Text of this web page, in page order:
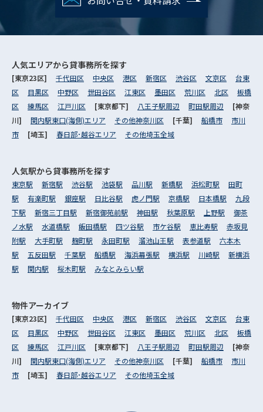
人気エリアから貸事務所を探す
[東京23区] 千代田区 中央区 港区 新宿区 渋谷区 文京区
台東
区
目黒区 中野区 世田谷区 江東区 墨田区 荒川区 北区
板橋
区
練馬区 江戸川区 [東京都下] 八王子駅周辺 町田駅周辺
[神奈
川] 関内駅東口(海側)エリア その他神奈川区 [千葉] 船橋市
市川
市
[埼玉] 春日部･越谷エリア その他埼玉全域
人気駅から貸事務所を探す
東京駅 新宿駅 渋谷駅 池袋駅 品川駅 新橋駅 浜松町駅
田町
駅
有楽町駅 銀座駅 日比谷駅 虎ノ門駅 京橋駅 日本橋駅
九段
下駅
新宿三丁目駅 新宿御苑前駅 神田駅 秋葉原駅 上野駅
御茶
ノ水駅
水道橋駅 飯田橋駅 四ツ谷駅 市ケ谷駅 恵比寿駅
赤坂見
附駅
大手町駅 麹町駅 永田町駅 溜池山王駅 表参道駅
六本木
駅
五反田駅 千葉駅 船橋駅 海浜幕張駅 横浜駅 川崎駅
新横浜
駅
関内駅 桜木町駅 みなとみらい駅
物件アーカイブ
[東京23区] 千代田区 中央区 港区 新宿区 渋谷区 文京区
台東
区
目黒区 中野区 世田谷区 江東区 墨田区 荒川区 北区
板橋
区
練馬区 江戸川区 [東京都下] 八王子駅周辺 町田駅周辺
[神奈
川] 関内駅東口(海側)エリア その他神奈川区 [千葉] 船橋市
市川
市
[埼玉] 春日部･越谷エリア その他埼玉全域